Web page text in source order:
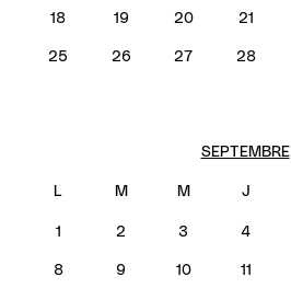
18 19 20 21
25 26 27 28
SEPTEMBRE
1 2 3 4
8 9 10 11